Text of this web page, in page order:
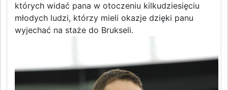
których widać pana w otoczeniu kilkudziesięciu
młodych ludzi, którzy mieli okazje dzięki panu
wyjechać na staże do Brukseli.